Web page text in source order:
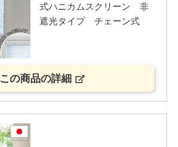
式ハニカムスクリーン 非
遮光タイプ チェーン式
この商品の詳細